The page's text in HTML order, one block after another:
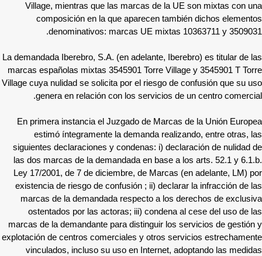
Village, mientras que las marcas de la UE son mixtas con una
composición en la que aparecen también dichos elementos
denominativos: marcas UE mixtas 10363711 y 3509031.
La demandada Iberebro, S.A. (en adelante, Iberebro) es titular de las
marcas españolas mixtas 3545901 Torre Village y 3545901 T Torre
Village cuya nulidad se solicita por el riesgo de confusión que su uso
genera en relación con los servicios de un centro comercial.
En primera instancia el Juzgado de Marcas de la Unión Europea
estimó íntegramente la demanda realizando, entre otras, las
siguientes declaraciones y condenas: i) declaración de nulidad de
las dos marcas de la demandada en base a los arts. 52.1 y 6.1.b.
Ley 17/2001, de 7 de diciembre, de Marcas (en adelante, LM) por
existencia de riesgo de confusión ; ii) declarar la infracción de las
marcas de la demandada respecto a los derechos de exclusiva
ostentados por las actoras; iii) condena al cese del uso de las
marcas de la demandante para distinguir los servicios de gestión y
explotación de centros comerciales y otros servicios estrechamente
vinculados, incluso su uso en Internet, adoptando las medidas